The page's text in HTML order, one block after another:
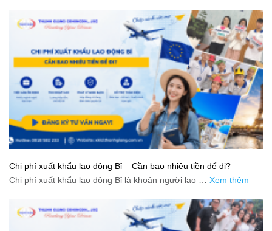
Chi phí xuất khẩu lao động Bỉ – Cần bao nhiêu tiền để đi?
Chi phí xuất khẩu lao động Bỉ là khoản người lao … Xem thêm